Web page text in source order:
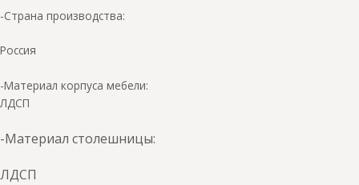
-Страна производства:
Россия
-Материал корпуса мебели:
ЛДСП
-Материал столешницы:
ЛДСП